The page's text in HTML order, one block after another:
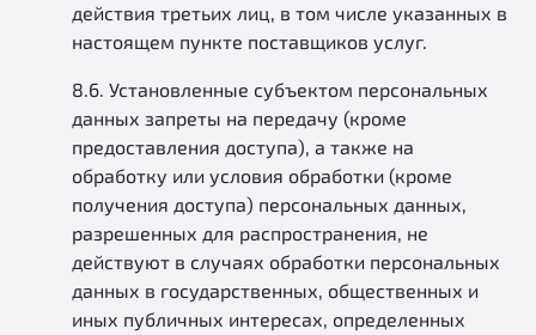
действия третьих лиц, в том числе указанных в
настоящем пункте поставщиков услуг.
8.6. Установленные субъектом персональных
данных запреты на передачу (кроме
предоставления доступа), а также на
обработку или условия обработки (кроме
получения доступа) персональных данных,
разрешенных для распространения, не
действуют в случаях обработки персональных
данных в государственных, общественных и
иных публичных интересах, определенных